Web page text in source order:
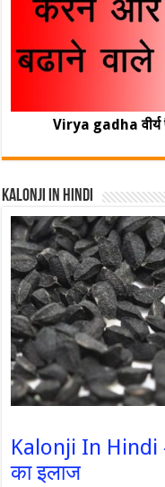
Virya gadha वीर्य
Kalonji In Hindi
Kalonji In Hindi –
का इलाज